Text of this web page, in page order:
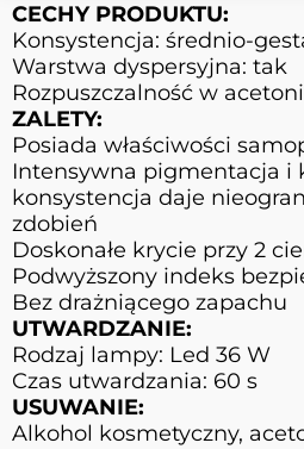
CECHY PRODUKTU:
Konsystencja: średnio-
Warstwa dyspersyjna: tak
Rozpuszczalność w
ZALETY:
Posiada właściwości
Intensywna pigmentacja i
konsystencja daje
zdobień
Doskonałe krycie przy 2
Podwyższony indeks
Bez drażniącego zapachu
UTWARDZANIE:
Rodzaj lampy: Led 36 W
Czas utwardzania: 60 s
USUWANIE:
Alkohol kosmetyczny,